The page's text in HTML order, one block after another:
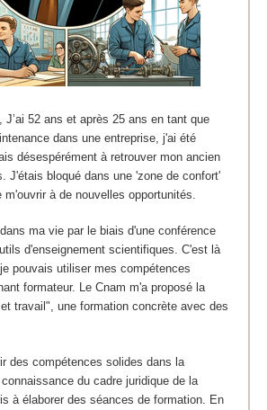
J’ai 52 ans et après 25 ans en tant que
dans une entreprise, j'ai été
désespérément à retrouver mon ancien
J'étais bloqué dans une 'zone de confort'
m'ouvrir à de nouvelles opportunités.
ma vie par le biais d'une conférence
d'enseignement scientifiques. C'est là
pouvais utiliser mes compétences
formateur. Le Cnam m'a proposé la
travail", une formation concrète avec des
des compétences solides dans la
du cadre juridique de la
à élaborer des séances de formation. En